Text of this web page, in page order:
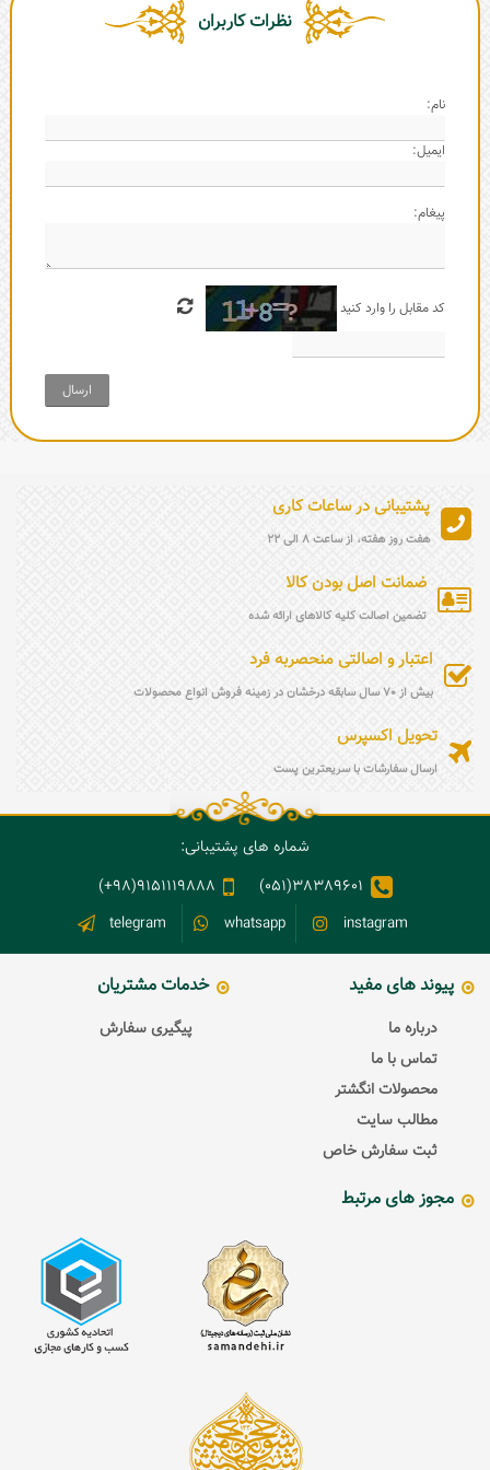
نظرات کاربران
نام:
ایمیل:
پیغام:
کد مقابل را وارد کنید
ارسال
پشتیبانی در ساعات کاری
هفت روز هفته، از ساعت 8 الی 22
ضمانت اصل بودن کالا
تضمین اصالت کلیه کالاهای ارائه شده
اعتبار و اصالتی منحصربه فرد
بیش از 70 سال سابقه درخشان در زمینه فروش انواع محصولات
تحویل اکسپرس
ارسال سفارشات با سریعترین پست
شماره های پشتیبانی:
38389601(051)
9151119888(98+)
instagram
whatsapp
telegram
پیوند های مفید
درباره ما
تماس با ما
محصولات انگشتر
مطالب سایت
ثبت سفارش خاص
خدمات مشتریان
پیگیری سفارش
مجوز های مرتبط